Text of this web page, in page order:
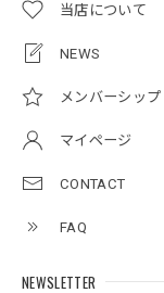
当店について
NEWS
メンバーシップ
マイページ
CONTACT
FAQ
NEWSLETTER